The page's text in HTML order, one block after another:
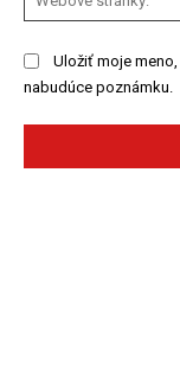
Uložiť moje
nabudúce poznámku.